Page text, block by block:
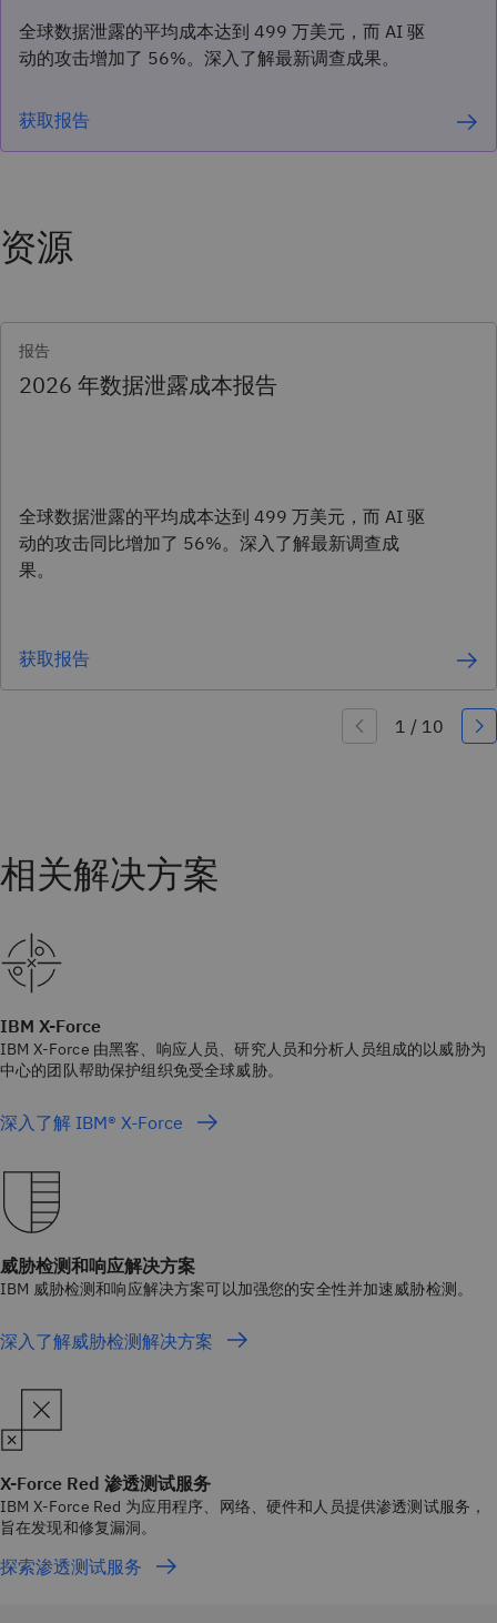
全球数据泄露的平均成本达到 499 万美元，而 AI 驱
动的攻击增加了 56%。深入了解最新调查成果。
获取报告
资源
报告
2026 年数据泄露成本报告
全球数据泄露的平均成本达到 499 万美元，而 AI 驱
动的攻击同比增加了 56%。深入了解最新调查成
果。
获取报告
IBM X-Force
IBM X-Force 由黑客、响应人员、研究人员和分析人员组成的以威胁为
中心的团队帮助保护组织免受全球威胁。
深入了解 IBM® X-Force
威胁检测和响应解决方案
IBM 威胁检测和响应解决方案可以加强您的安全性并加速威胁检测。
深入了解威胁检测解决方案
X-Force Red 渗透测试服务
IBM X-Force Red 为应用程序、网络、硬件和人员提供渗透测试服务，
旨在发现和修复漏洞。
探索渗透测试服务